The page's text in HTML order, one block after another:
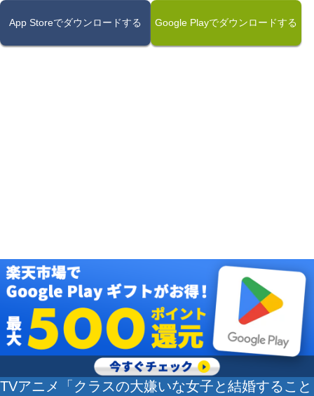
App Storeでダウンロードする Google Playでダウンロードする
TVアニメ「クラスの大嫌いな女子と結婚すること